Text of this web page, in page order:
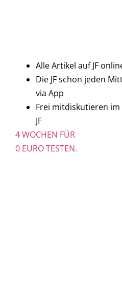
Alle Artikel auf JF
Die JF schon jeden
via App
Frei mitdiskutieren
JF
4 WOCHEN FÜR
0 EURO TESTEN.